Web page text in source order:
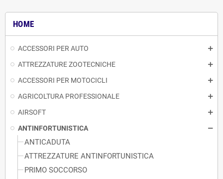
HOME
ACCESSORI PER AUTO
ATTREZZATURE ZOOTECNICHE
ACCESSORI PER MOTOCICLI
AGRICOLTURA PROFESSIONALE
AIRSOFT
ANTINFORTUNISTICA
ANTICADUTA
ATTREZZATURE ANTINFORTUNISTICA
PRIMO SOCCORSO